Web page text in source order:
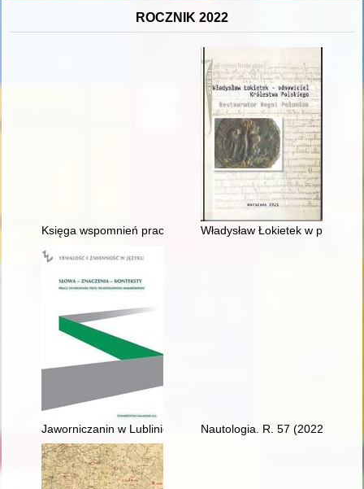
ROCZNIK 2022
Księga wspomnień pracowników starego szpitala
Władysław Łokietek w
Jaworniczanin w Lublinie : osiemdziesięciojednolecie prof. dra
Nautologia. R. 57 (2022)